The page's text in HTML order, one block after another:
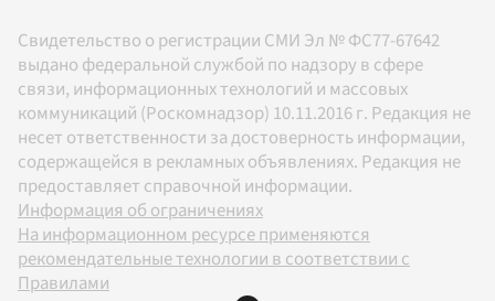
Свидетельство о регистрации СМИ Эл № ФС77-67642
выдано федеральной службой по надзору в сфере
связи, информационных технологий и массовых
коммуникаций (Роскомнадзор) 10.11.2016 г. Редакция не
несет ответственности за достоверность информации,
содержащейся в рекламных объявлениях. Редакция не
предоставляет справочной информации.
Информация об ограничениях
На информационном ресурсе применяются
рекомендательные технологии в соответствии с
Правилами